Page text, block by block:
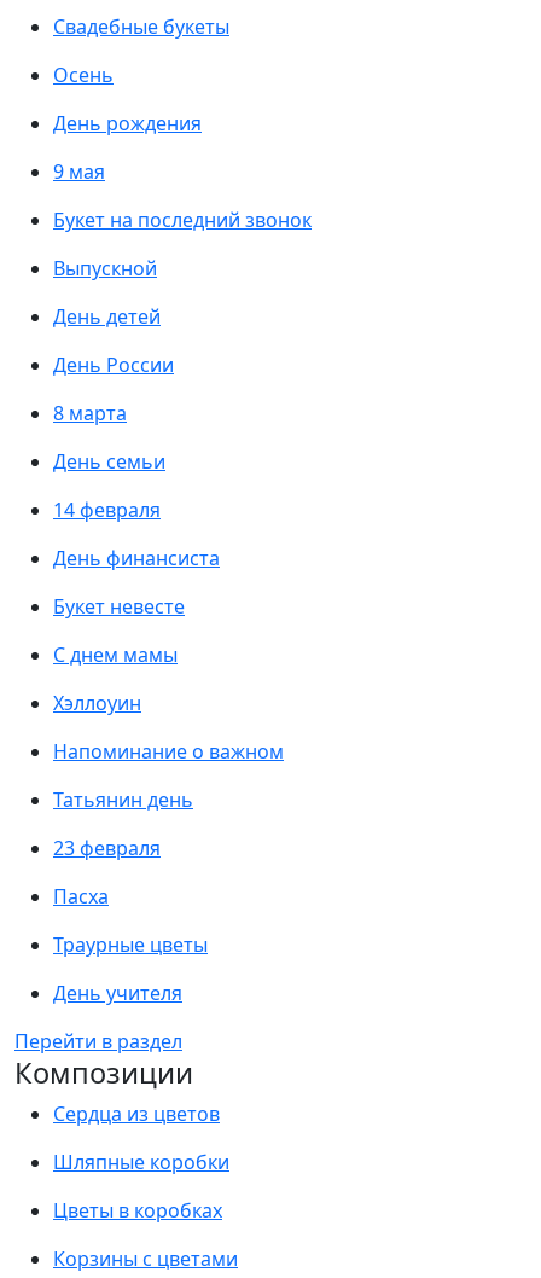
Свадебные букеты
Осень
День рождения
9 мая
Букет на последний звонок
Выпускной
День детей
День России
8 марта
День семьи
14 февраля
День финансиста
Букет невесте
С днем мамы
Хэллоуин
Напоминание о важном
Татьянин день
23 февраля
Пасха
Траурные цветы
День учителя
Перейти в раздел
Композиции
Сердца из цветов
Шляпные коробки
Цветы в коробках
Корзины с цветами